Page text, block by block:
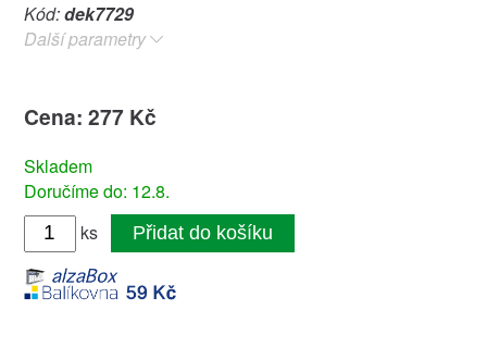
Kód:dek7729
Další parametry
Cena: 277 Kč
Skladem
Doručíme do: 12.8.
ks
Přidat do košíku